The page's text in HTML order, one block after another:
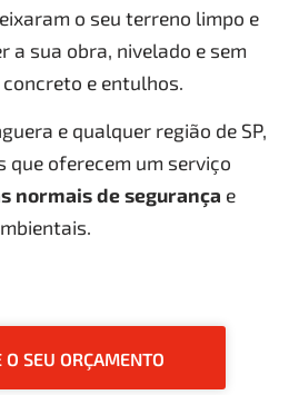
o seu terreno limpo e
a sua obra, nivelado e sem
e entulhos.
e qualquer região de SP,
que oferecem um serviço
normais de segurança e
O SEU ORÇAMENTO